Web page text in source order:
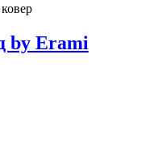
by Erami